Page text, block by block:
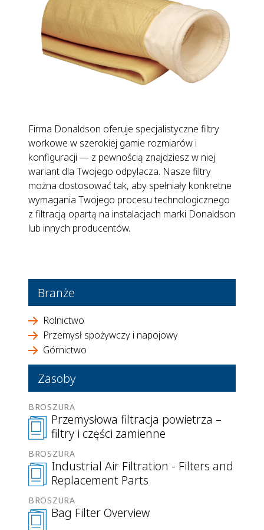
Firma Donaldson oferuje specjalistyczne filtry
workowe w szerokiej gamie rozmiarów i
konfiguracji — z pewnością znajdziesz w niej
wariant dla Twojego odpylacza. Nasze filtry
można dostosować tak, aby spełniały konkretne
wymagania Twojego procesu technologicznego
z filtracją opartą na instalacjach marki Donaldson
lub innych producentów.
Branże
Rolnictwo
Przemysł spożywczy i napojowy
Górnictwo
Zasoby
BROSZURA
Przemysłowa filtracja powietrza –
filtry i części zamienne
BROSZURA
Industrial Air Filtration - Filters and
Replacement Parts
BROSZURA
Bag Filter Overview